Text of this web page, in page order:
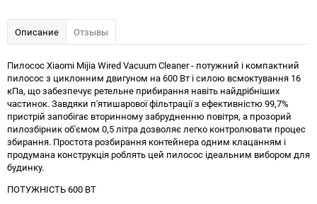
Описание Отзывы
Пилосос Xiaomi Mijia Wired Vacuum Cleaner - потужний і компактний
пилосос з циклонним двигуном на 600 Вт і силою всмоктування 16
кПа, що забезпечує ретельне прибирання навіть найдрібніших
частинок. Завдяки п'ятишарової фільтрації з ефективністю 99,7%
пристрій запобігає вторинному забрудненню повітря, а прозорий
пилозбірник об'ємом 0,5 літра дозволяє легко контролювати процес
збирання. Простота розбирання контейнера одним клацанням і
продумана конструкція роблять цей пилосос ідеальним вибором для
будинку.
ПОТУЖНІСТЬ 600 ВТ